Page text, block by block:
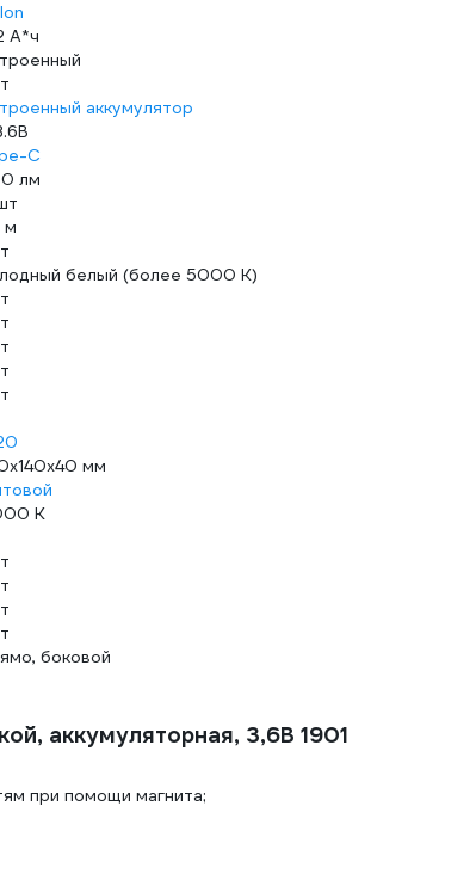
А*ч
аккумулятор
C
лм
м
белый (более 5000 К)
мм
К
боковой
аккумуляторная, 3,6В 1901
при помощи магнита;